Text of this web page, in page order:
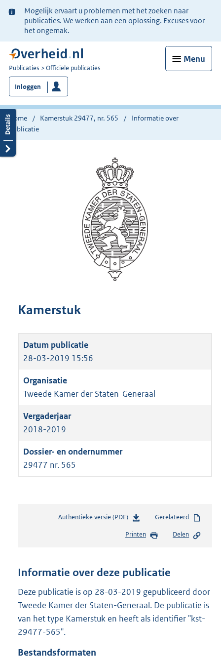
Ter
informatie:
Mogelijk ervaart u problemen met het zoeken naar
publicaties. We werken aan een oplossing. Excuses voor
het ongemak.
Menu
U
bent
nu
hier:
Publicaties Officiële publicaties
Inloggen
Home Kamerstuk 29477, nr. 565
Informatie over
publicatie
Kamerstuk
28-03-2019 15:56
Tweede Kamer der Staten-Generaal
2018-2019
29477 nr. 565
Authentieke versie (PDF)b
s
n
s
r
o
Gerelateerd
Printen Delen
Informatie over deze publicatie
Deze publicatie is op 28-03-2019 gepubliceerd door
Tweede Kamer der Staten-Generaal. De publicatie is
van het type Kamerstuk en heeft als identifier "kst-
29477-565".
Bestandsformaten